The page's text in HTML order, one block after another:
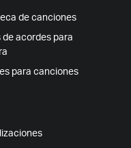
de canciones
de acordes para
para canciones